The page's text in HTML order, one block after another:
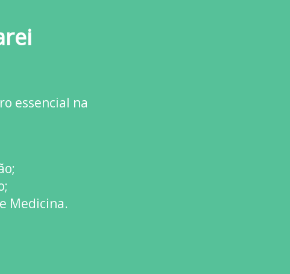
essencial na
Medicina.